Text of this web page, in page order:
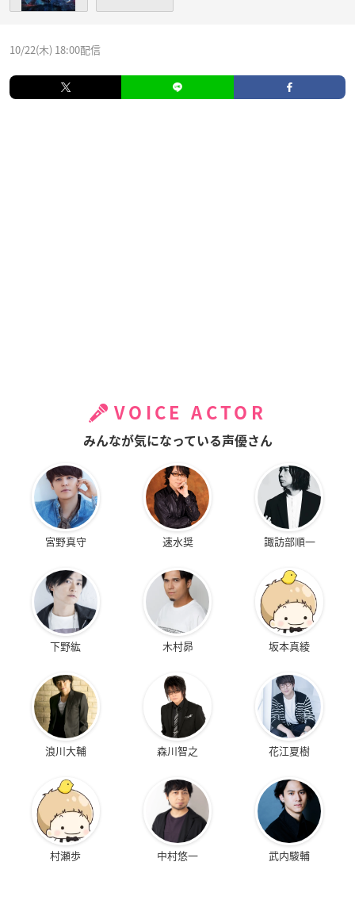
10/22(木) 18:00配信
VOICE ACTOR
みんなが気になっている声優さん
宮野真守 速水奨 諏訪部順一
下野紘 木村昴 坂本真綾
浪川大輔 森川智之 花江夏樹
村瀬歩 中村悠一 武内駿輔